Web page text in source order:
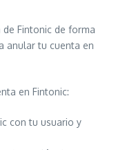
Fintonic de forma
anular tu cuenta en
en Fintonic:
con tu usuario y